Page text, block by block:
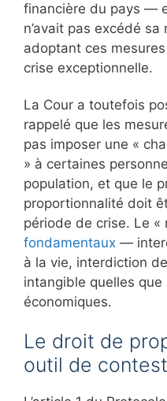
financière du pays —
n’avait pas excédé sa
adoptant ces
crise exceptionnelle.
La Cour a toutefois
rappelé que les
pas imposer une «
» à certaines
population, et que le
proportionnalité doit
période de crise. Le «
fondamentaux —
à la vie, interdiction
intangible quelles
économiques.
Le droit de
outil de